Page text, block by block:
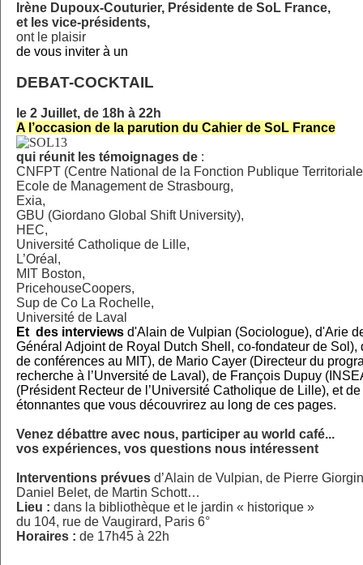
Irène Dupoux-Couturier, Présidente de SoL France,
et les vice-présidents,
ont le plaisir
de vous inviter à un
DEBAT-COCKTAIL
le 2 Juillet, de 18h à 22h
A l’occasion de la parution du Cahier de SoL France
qui réunit les témoignages de :
CNFPT (Centre National de la Fonction Publique
Ecole de Management de Strasbourg,
Exia,
GBU (Giordano Global Shift University),
HEC,
Université Catholique de Lille,
L’Oréal,
MIT Boston,
PricehouseCoopers,
Sup de Co La Rochelle,
Université de Laval
Et des interviews d'Alain de Vulpian (Sociologue), d'Arie
Général Adjoint de Royal Dutch Shell, co-fondateur de Sol),
de conférences au MIT), de Mario Cayer (Directeur du
recherche à l’Unversité de Laval), de François Dupuy
(Président Recteur de l’Université Catholique de Lille), et
étonnantes que vous découvrirez au long de ces pages.
Venez débattre avec nous, participer au world café...
vos expériences, vos questions nous intéressent
Interventions prévues d’Alain de Vulpian, de Pierre
Daniel Belet, de Martin Schott…
Lieu : dans la bibliothèque et le jardin « historique »
du 104, rue de Vaugirard, Paris 6°
Horaires : de 17h45 à 22h